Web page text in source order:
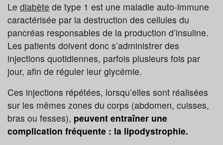
Le diabète de type 1 est une maladie auto-immune
caractérisée par la destruction des cellules du
pancréas responsables de la production d’insuline.
Les patients doivent donc s’administrer des
injections quotidiennes, parfois plusieurs fois par
jour, afin de réguler leur glycémie.
Ces injections répétées, lorsqu’elles sont réalisées
sur les mêmes zones du corps (abdomen, cuisses,
bras ou fesses), peuvent entraîner une
complication fréquente : la lipodystrophie.